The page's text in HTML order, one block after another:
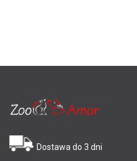
Dostawa do 3 dni